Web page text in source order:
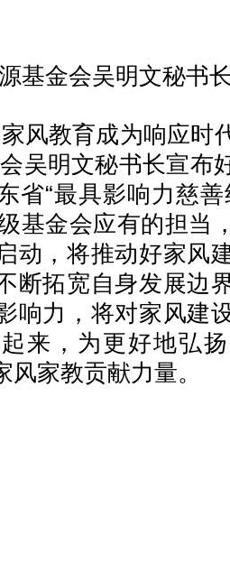
基金会吴明文秘书
教育成为响应时
吴明文秘书长宣布
省“最具影响力慈
基金会应有的担当
动，将推动好家风
断拓宽自身发展边
响力，将对家风建
来，为更好地弘
家教贡献力量。